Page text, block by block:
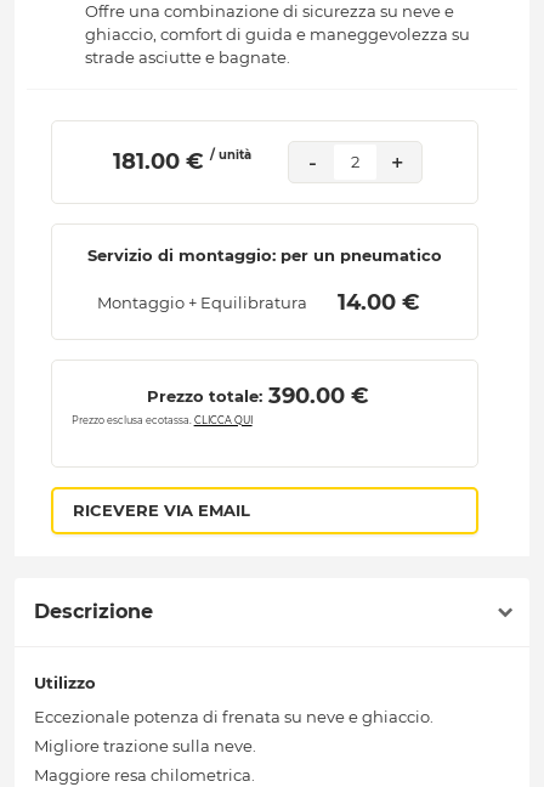
Offre una combinazione di sicurezza su neve e
ghiaccio, comfort di guida e maneggevolezza su
strade asciutte e bagnate.
181.00 € / unità - 2 +
Servizio di montaggio: per un pneumatico
Montaggio + Equilibratura 14.00 €
Prezzo totale: 390.00 €
Prezzo esclusa ecotassa. CLICCA QUI
RICEVERE VIA EMAIL
Descrizione
Utilizzo
Eccezionale potenza di frenata su neve e ghiaccio.
Migliore trazione sulla neve.
Maggiore resa chilometrica.